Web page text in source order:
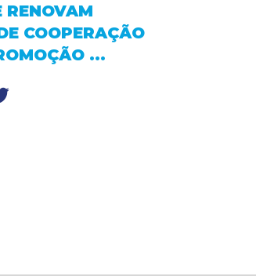
RENOVAM
COOPERAÇÃO
...